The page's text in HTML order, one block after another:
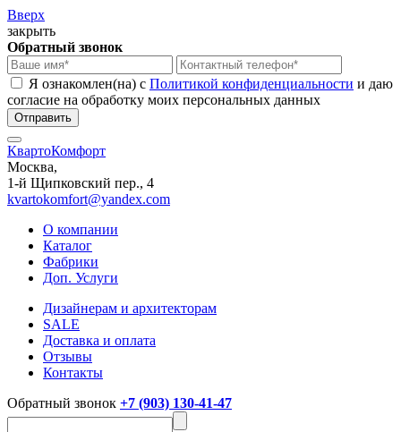
Вверх
закрыть
Обратный звонок
Я ознакомлен(на) с Политикой конфиденциальности и даю
согласие на обработку моих персональных данных
КвартоКомфорт
Москва,
1-й Щипковский пер., 4
kvartokomfort@yandex.com
О компании
Каталог
Фабрики
Доп. Услуги
Дизайнерам и архитекторам
SALE
Доставка и оплата
Отзывы
Контакты
Обратный звонок +7 (903) 130-41-47